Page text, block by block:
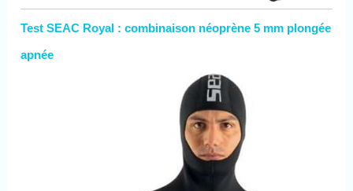
Test SEAC Royal : combinaison néoprène 5 mm plongée
apnée